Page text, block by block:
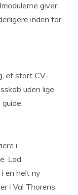
giver
inden for
et stort CV-
uden lige
i
Lad
en helt ny
i Val Thorens,